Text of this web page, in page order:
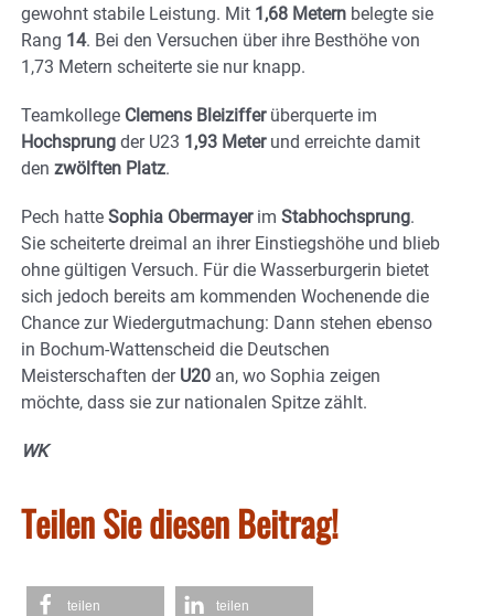
gewohnt stabile Leistung. Mit 1,68 Metern belegte sie
Rang 14. Bei den Versuchen über ihre Besthöhe von
1,73 Metern scheiterte sie nur knapp.
Teamkollege Clemens Bleizifferüberquerte im
Hochsprung der U23 1,93 Meterund erreichte damit
den zwölften Platz.
Pech hatte Sophia Obermayerim Stabhochsprung.
Sie scheiterte dreimal an ihrer Einstiegshöhe und blieb
ohne gültigen Versuch. Für die Wasserburgerin bietet
sich jedoch bereits am kommenden Wochenende die
Chance zur Wiedergutmachung: Dann stehen ebenso
in Bochum-Wattenscheid die Deutschen
Meisterschaften der U20 an, wo Sophia zeigen
möchte, dass sie zur nationalen Spitze zählt.
WK
Teilen Sie diesen Beitrag!
teilen teilen